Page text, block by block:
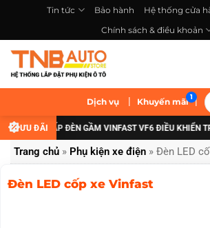
nội
dung
Tin tức Bảo hành Hệ thống cửa
Chính sách & điều khoản
Dịch vụ | Khuyến mãi |
ƯU ĐÃI
NÂNG CẤP ĐÈN GẦM VINFAST VF6 ĐIỀU KHIỂN
Trang chủ » Phụ kiện xe điện » Đèn LED
Đèn LED cốp xe Vinfast